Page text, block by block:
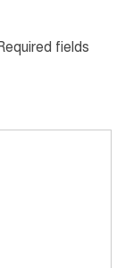
fields